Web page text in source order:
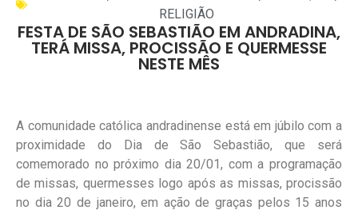
RELIGIÃO
FESTA DE SÃO SEBASTIÃO EM ANDRADINA,
TERÁ MISSA, PROCISSÃO E QUERMESSE
NESTE MÊS
A comunidade católica andradinense está em júbilo com a
proximidade do Dia de São Sebastião, que será
comemorado no próximo dia 20/01, com a programação
de missas, quermesses logo após as missas, procissão
no dia 20 de janeiro, em ação de graças pelos 15 anos